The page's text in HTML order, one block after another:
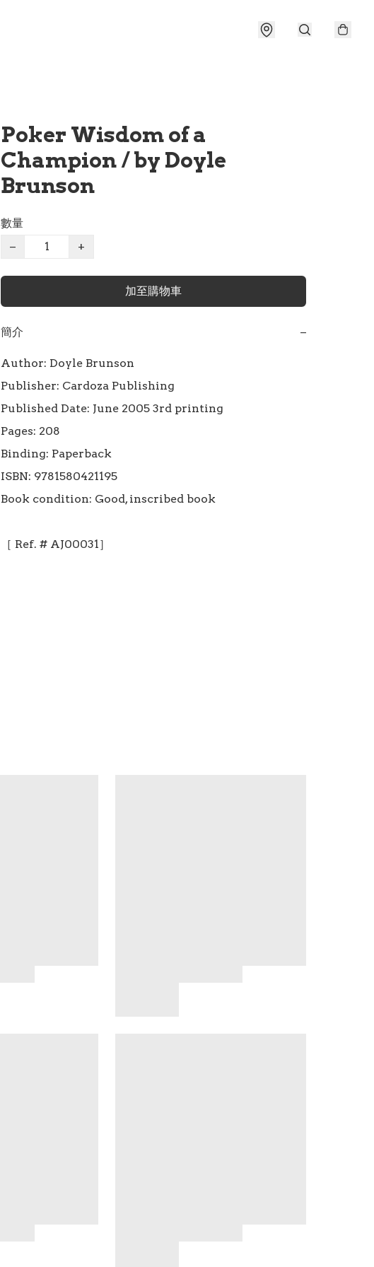
Poker Wisdom of a
Champion / by Doyle
Brunson
數量
−
+
加至購物車
簡介 −
Author: Doyle Brunson
Publisher: Cardoza Publishing
Published Date: June 2005 3rd printing
Pages: 208
Binding: Paperback
ISBN: 9781580421195
Book condition: Good, inscribed book
［ Ref. # AJ00031］